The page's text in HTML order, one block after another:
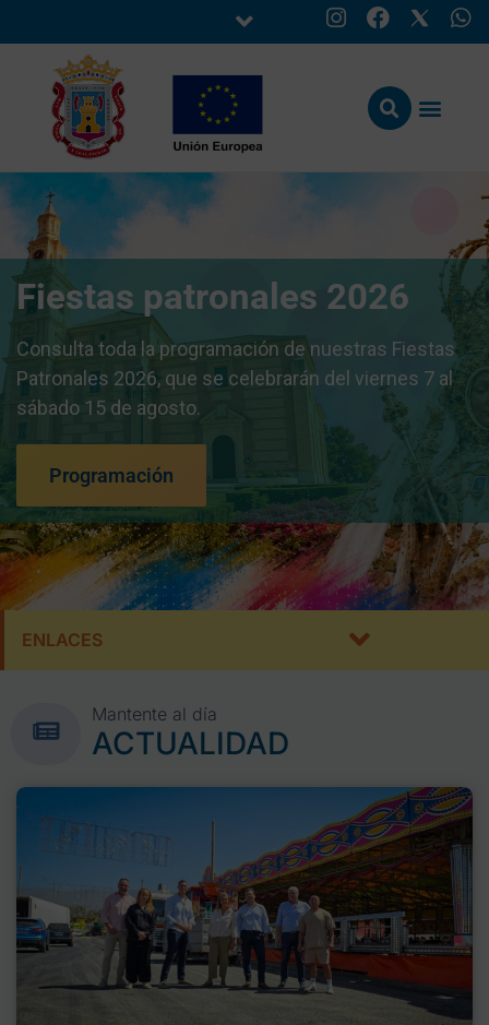
Fiestas patronales 2026
Consulta toda la programación de nuestras Fiestas
Patronales 2026, que se celebrarán del viernes 7 al
sábado 15 de agosto.
Programación
ENLACES
Mantente al día
ACTUALIDAD